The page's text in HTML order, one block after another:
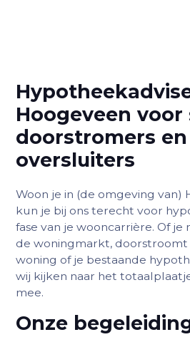
Hoogeveen
doorstromers en
oversluiters
Woon je in (de omgeving van)
kun je bij ons terecht voor
fase van je wooncarrière. Of
de woningmarkt, doorstroomt
woning of je bestaande
wij kijken naar het
mee.
Onze